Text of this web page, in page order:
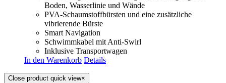
Boden, Wasserlinie und Wände
PVA-​Schaumstoffbürsten und eine zusätzliche
vibrierende Bürste
Smart Navigation
Schwimmkabel mit Anti-​Swirl
Inklusive Transportwagen
In den Warenkorb Details
Close product quick view×